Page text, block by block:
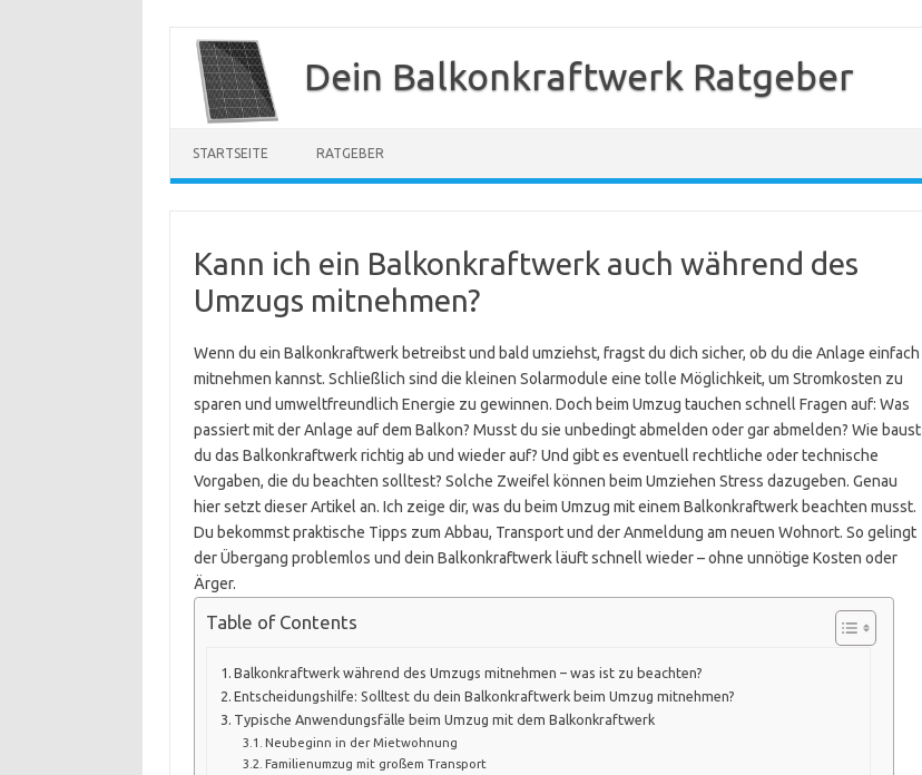
Inhalt
springen
Dein Balkonkraftwerk Ratgeber
STARTSEITE RATGEBER
Kann ich ein Balkonkraftwerk auch während des
Umzugs mitnehmen?
Wenn du ein Balkonkraftwerk betreibst und bald umziehst, fragst du dich sicher, ob du die Anlage einfach
mitnehmen kannst. Schließlich sind die kleinen Solarmodule eine tolle Möglichkeit, um Stromkosten zu
sparen und umweltfreundlich Energie zu gewinnen. Doch beim Umzug tauchen schnell Fragen auf: Was
passiert mit der Anlage auf dem Balkon? Musst du sie unbedingt abmelden oder gar abmelden? Wie baust
du das Balkonkraftwerk richtig ab und wieder auf? Und gibt es eventuell rechtliche oder technische
Vorgaben, die du beachten solltest? Solche Zweifel können beim Umziehen Stress dazugeben. Genau
hier setzt dieser Artikel an. Ich zeige dir, was du beim Umzug mit einem Balkonkraftwerk beachten musst.
Du bekommst praktische Tipps zum Abbau, Transport und der Anmeldung am neuen Wohnort. So gelingt
der Übergang problemlos und dein Balkonkraftwerk läuft schnell wieder – ohne unnötige Kosten oder
Ärger.
Table of Contents
Balkonkraftwerk während des Umzugs mitnehmen – was ist zu beachten?
Entscheidungshilfe: Solltest du dein Balkonkraftwerk beim Umzug mitnehmen?
Typische Anwendungsfälle beim Umzug mit dem Balkonkraftwerk
Neubeginn in der Mietwohnung
Familienumzug mit großem Transport